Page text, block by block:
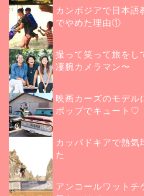
カンボジアで日本語
でやめた理由①
撮って笑って旅をし
凄腕カメラマン〜
映画カーズのモデル
ポップでキュート♡
カッパドキアで熱気
た
アンコールワットチ